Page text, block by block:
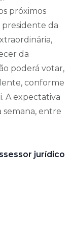
próximos
presidente da
da
poderá votar,
conforme
A expectativa
semana, entre
jurídico